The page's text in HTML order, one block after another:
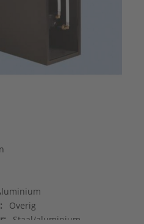
Overig
Staal/aluminium